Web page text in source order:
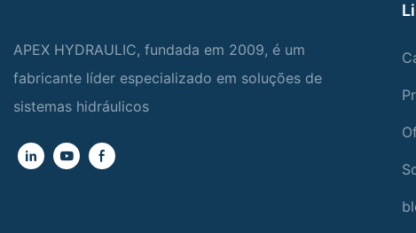
APEX HYDRAULIC, fundada em 2009, é um
fabricante líder especializado em soluções de
sistemas hidráulicos